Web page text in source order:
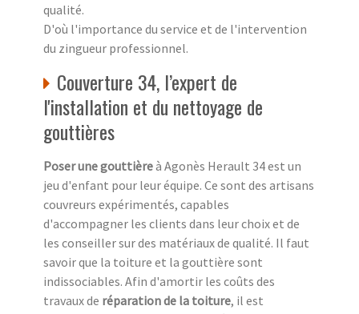
qualité.
D'où l'importance du service et de l'intervention
du zingueur professionnel.
Couverture 34, l’expert de
l'installation et du nettoyage de
gouttières
Poser une gouttièreà Agonès Herault 34 est un
jeu d'enfant pour leur équipe. Ce sont des artisans
couvreurs expérimentés, capables
d'accompagner les clients dans leur choix et de
les conseiller sur des matériaux de qualité. Il faut
savoir que la toiture et la gouttière sont
indissociables. Afin d'amortir les coûts des
travaux de réparation de la toiture, il est